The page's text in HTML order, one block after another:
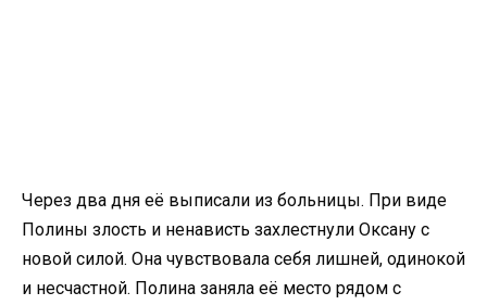
Через два дня её выписали из больницы. При виде
Полины злость и ненависть захлестнули Оксану с
новой силой. Она чувствовала себя лишней, одинокой
и несчастной. Полина заняла её место рядом с